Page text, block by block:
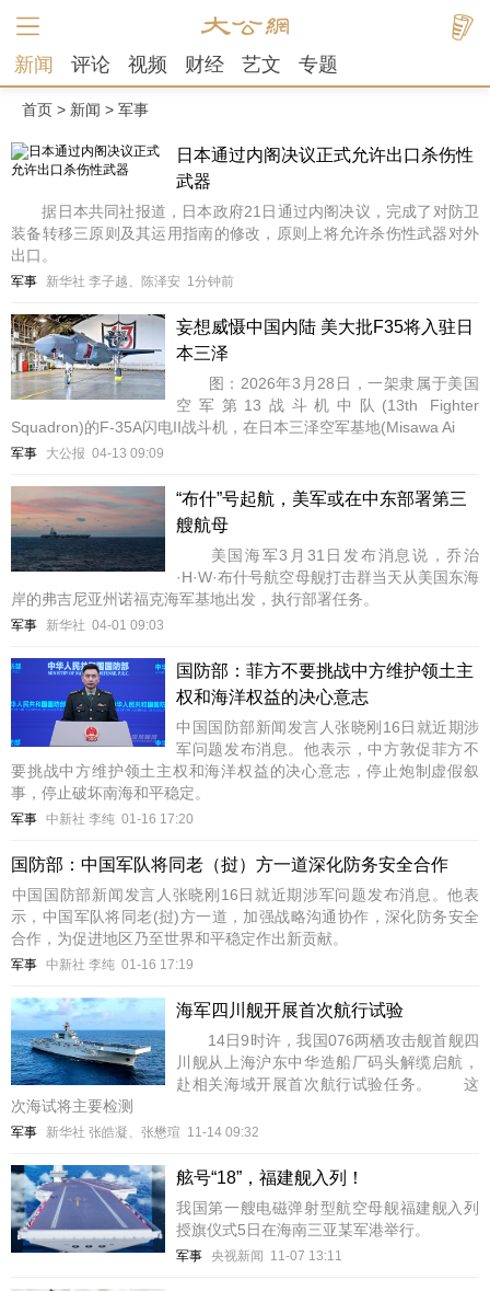
新闻 评论 视频 财经 艺文 专题
首页 > 新闻 > 军事
日本通过内阁决议正式允许出口杀伤性
武器
据日本共同社报道，日本政府21日通过内阁决议，完成了对防卫
装备转移三原则及其运用指南的修改，原则上将允许杀伤性武器对外
出口。
军事 新华社 李子越、陈泽安 1分钟前
妄想威慑中国内陆 美大批F35将入驻日
本三泽
图：2026年3月28日，一架隶属于美国
空军第13战斗机中队(13th Fighter
Squadron)的F-35A闪电II战斗机，在日本三泽空军基地(Misawa Ai
军事 大公报 04-13 09:09
“布什”号起航，美军或在中东部署第三
艘航母
美国海军3月31日发布消息说，乔治
·H·W·布什号航空母舰打击群当天从美国东海
岸的弗吉尼亚州诺福克海军基地出发，执行部署任务。
军事 新华社 04-01 09:03
国防部：菲方不要挑战中方维护领土主
权和海洋权益的决心意志
中国国防部新闻发言人张晓刚16日就近期涉
军问题发布消息。他表示，中方敦促菲方不
要挑战中方维护领土主权和海洋权益的决心意志，停止炮制虚假叙
事，停止破坏南海和平稳定。
军事 中新社 李纯 01-16 17:20
国防部：中国军队将同老（挝）方一道深化防务安全合作
​中国国防部新闻发言人张晓刚16日就近期涉军问题发布消息。他表
示，中国军队将同老(挝)方一道，加强战略沟通协作，深化防务安全
合作，为促进地区乃至世界和平稳定作出新贡献。
军事 中新社 李纯 01-16 17:19
海军四川舰开展首次航行试验
14日9时许，我国076两栖攻击舰首舰四
川舰从上海沪东中华造船厂码头解缆启航，
赴相关海域开展首次航行试验任务。 这
次海试将主要检测
军事 新华社 张皓凝、张懋瑄 11-14 09:32
舷号“18”，福建舰入列！
我国第一艘电磁弹射型航空母舰福建舰入列
授旗仪式5日在海南三亚某军港举行。
军事 央视新闻 11-07 13:11